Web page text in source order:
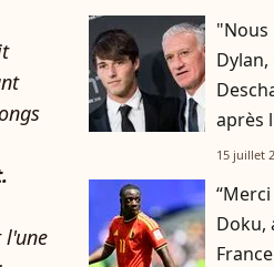
l'une
"Nous
après
la
15 juillet
Doku,